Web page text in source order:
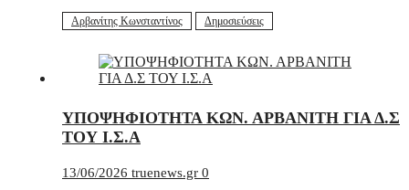
Αρβανίτης Κωνσταντίνος Δημοσιεύσεις
ΥΠΟΨΗΦΙΟΤΗΤΑ ΚΩΝ. ΑΡΒΑΝΙΤΗ ΓΙΑ Δ.Σ
ΤΟΥ Ι.Σ.Α
13/06/2026 truenews.gr 0